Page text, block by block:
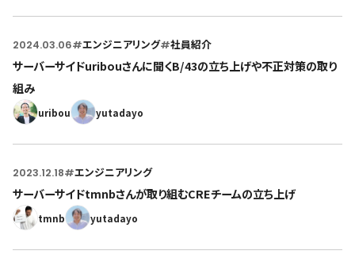
2024.03.06#エンジニアリング#社員紹介
サーバーサイドuribouさんに聞くB/43の立ち上げや不正対策の取り
組み
uribou yutadayo
2023.12.18#エンジニアリング
サーバーサイドtmnbさんが取り組むCREチームの立ち上げ
tmnb yutadayo